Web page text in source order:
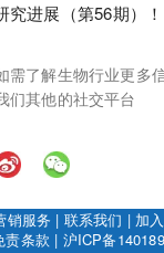
究进展（第56期）！
需了解生物行业更多
们其他的社交平台
销服务 | 联系我们 | 加
责条款 | 沪ICP备